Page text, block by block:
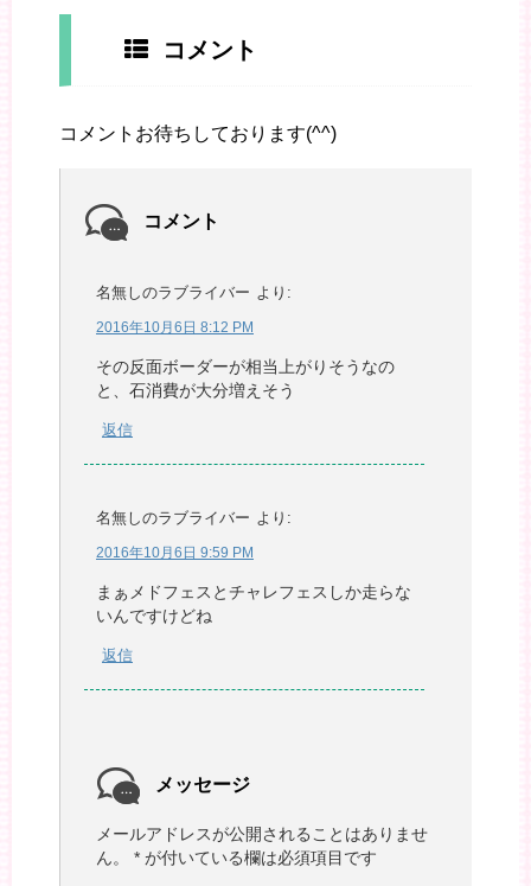
コメント
コメントお待ちしております(^^)
コメント
名無しのラブライバー より:
2016年10月6日 8:12 PM
その反面ボーダーが相当上がりそうなの
と、石消費が大分増えそう
返信
名無しのラブライバー より:
2016年10月6日 9:59 PM
まぁメドフェスとチャレフェスしか走らな
いんですけどね
返信
メッセージ
メールアドレスが公開されることはありませ
ん。
* が付いている欄は必須項目です